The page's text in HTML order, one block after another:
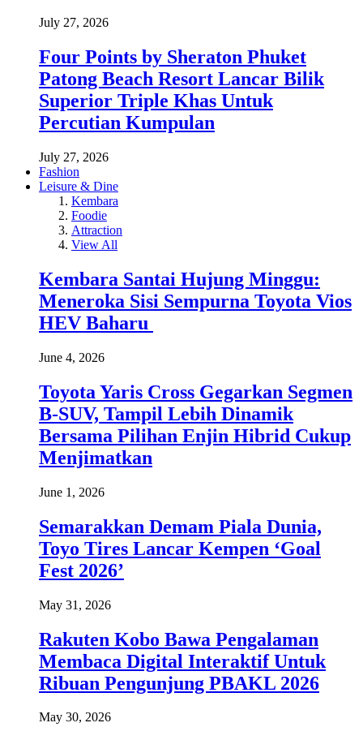
July 27, 2026
Four Points by Sheraton Phuket
Patong Beach Resort Lancar Bilik
Superior Triple Khas Untuk
Percutian Kumpulan
July 27, 2026
Fashion
Leisure & Dine
Kembara
Foodie
Attraction
View All
Kembara Santai Hujung Minggu:
Meneroka Sisi Sempurna Toyota Vios
HEV Baharu
June 4, 2026
Toyota Yaris Cross Gegarkan Segmen
B-SUV, Tampil Lebih Dinamik
Bersama Pilihan Enjin Hibrid Cukup
Menjimatkan
June 1, 2026
Semarakkan Demam Piala Dunia,
Toyo Tires Lancar Kempen ‘Goal
Fest 2026’
May 31, 2026
Rakuten Kobo Bawa Pengalaman
Membaca Digital Interaktif Untuk
Ribuan Pengunjung PBAKL 2026
May 30, 2026